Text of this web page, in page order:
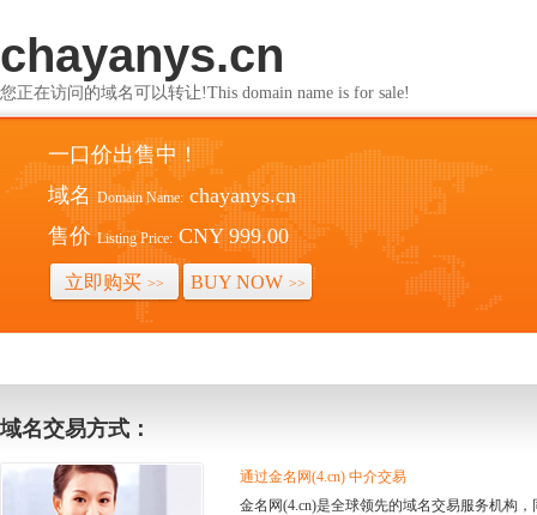
chayanys.cn
您正在访问的域名可以转让!This domain name is for sale!
一口价出售中！
域名 Domain Name: chayanys.cn
售价 Listing Price: CNY 999.00
立即购买 >> BUY NOW >>
域名交易方式：
通过金名网(4.cn) 中介交易
金名网(4.cn)是全球领先的域名交易服务机构